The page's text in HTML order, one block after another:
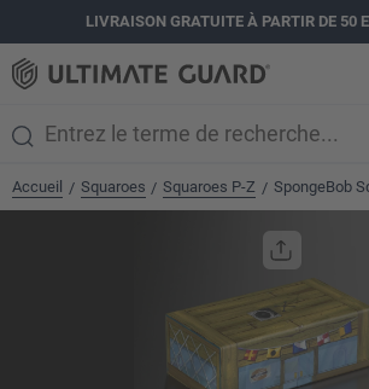
principalLIVRAISON GRATUITE À PARTIR DE 50
Accueil / Squaroes / Squaroes P-Z / SpongeBob